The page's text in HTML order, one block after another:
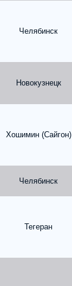
Челябинск
Новокузнецк
Хошимин (Сайгон)
Челябинск
Тегеран